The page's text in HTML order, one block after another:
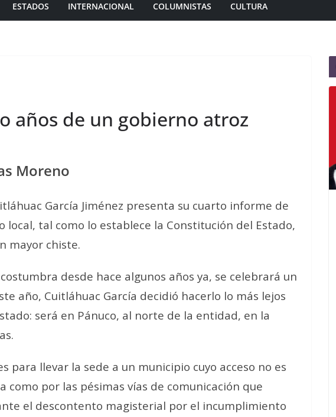
ESTADOS INTERNACIONAL COLUMNISTAS CULTURA
años de un gobierno atroz
Moreno
García Jiménez presenta su cuarto informe de
local, tal como lo establece la Constitución del Estado,
mayor chiste.
desde hace algunos años ya, se celebrará un
año, Cuitláhuac García decidió hacerlo lo más lejos
será en Pánuco, al norte de la entidad, en la
para llevar la sede a un municipio cuyo acceso no es
por las pésimas vías de comunicación que
el descontento magisterial por el incumplimiento